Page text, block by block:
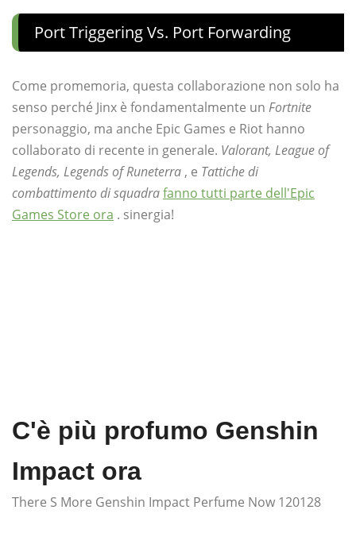
Port Triggering Vs. Port Forwarding
Come promemoria, questa collaborazione non solo ha
senso perché Jinx è fondamentalmente un Fortnite
personaggio, ma anche Epic Games e Riot hanno
collaborato di recente in generale. Valorant, League of
Legends, Legends of Runeterra , e Tattiche di
combattimento di squadrafanno tutti parte dell'Epic
Games Store ora . sinergia!
C'è più profumo Genshin
Impact ora
There S More Genshin Impact Perfume Now 120128